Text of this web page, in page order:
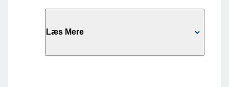
Begrundelse for ansøgningen om frigivelse til
Læs Mere